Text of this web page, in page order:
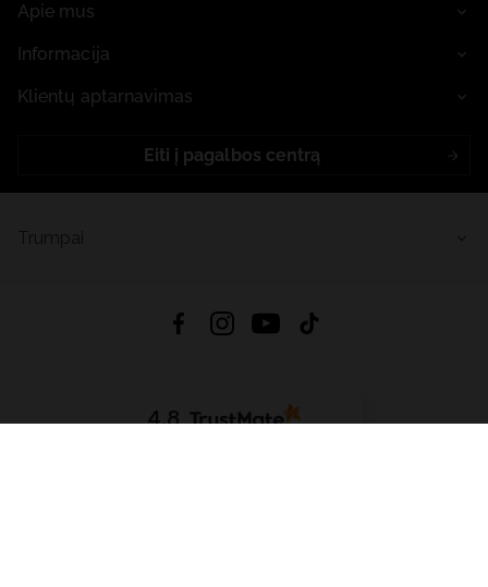
Apie mus
Informacija
Klientų aptarnavimas
Eiti į pagalbos centrą
4.8